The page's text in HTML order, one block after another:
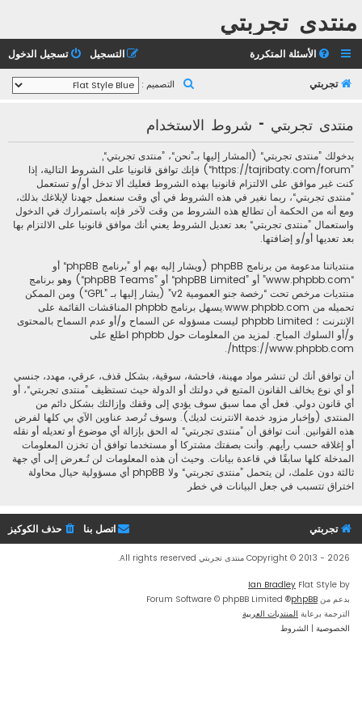
منتدى تجربتي
الأسئلة المتكررة تسجيل الدخول التسجيل
تجربتي التصميم :
ث
منتدى تجربتي - شروط الاستخدام
بدخولك ”منتدى تجربتي“ (المشار إليها بـ”نحن“، ”منتدى تجربتي“,
”https://tajribaty.com/forum“) فإنك توافق قانونيا على الشروط التالية، إذا
كنت غير موافق على الالتزام قانونيا بهذه الشروط فعليك ألا تدخل أو/و تستعمل
”منتدى تجربتي“، ربما نغير في هذه الشروط في أي وقت سنعمل جهدنا لإبلاغك بذلك،
ومع أنه من الحكمة أن تطالع هذه الشروط من وقت لآخر فإنه باستمرارك في الدخول
واستعمال ”منتدى تجربتي“ بعد تعديل الشروط يعني أنك موافق قانونيا على الالتزام بها
بعد تعديها أو/و إضافتها.
منتدياتنا مدعومة من برنامج phpBB (ويشار إليه بهم أو ”برنامج phpBB“ أو
“www.phpbb.com” أو ”phpBB Limited“ أو ”phpBB Teams“) وهو برنامج
منتديات مرخص تحت “رخصة جنو العمومية v2
” (يشار إليها بـ ”GPL“) ومن الممكن
تحميله من www.phpbb.com
.يسهل برنامج phpbb المناقشات القائمة على
الإنترنت ؛ phpbb Limited ليست مسؤوله عن السماح و/أو عدم السماح بالمحتوى
و/أو السلوك المباح. لمزيد من المعلومات حول phpbb اطلع على
https://www.phpbb.com/
.
أن توافق أنك لن تنشر مواد مهينة، فاحشة، سوقية، بشكل قذف، عرقي، مهدد، جنسي
أو أي نوع يخالف القانون المتبع في دولتك أو الدولة حيث تستظيف ”منتدى تجربتي“، أو
أي قانون دولي. فعل أي مما سبق سوف يؤدي إلى وقفك وإزالتك بشكل دائم من
المنتدى (وإخبار مزود خدمة الانترنت لديك). وسوف تُرصد عناوين الآي بي كلها لفرض
هذه القوانين. أنت توافق أن ”منتدى تجربتي“ له الحق بإزالة أي موضوع أو تعديله أو نقله
أو إغلاقه حسب رأيهم. وأنت بصفتك مشتركا أو مستخدما توافق أن تخزن المعلومات
المدخلة كلها سابقًا في قاعدة بيانات. وحيث أن هذه المعلومات لن تُـعرض إلى أي جهة
ثالثة دون علمك، لن يتحمل ”منتدى تجربتي“ ولا phpBB أي مسؤولية حيال محاولة
اختراق تتسبب في جعل البيانات في خطر
تجربتي حذف الكوكيز اتصل بنا
Copyright © 2013 - 2026 منتدى تجربتي All rights reserved.
Flat Style by
Ian Bradley
بدعم من phpBB
® Forum Software © phpBB Limited
الترجمة برعاية المنتديات العربية
الخصوصية | الشروط